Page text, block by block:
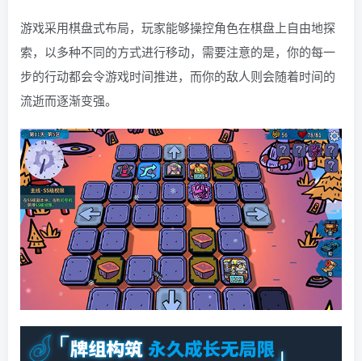
游戏采用棋盘式布局，玩家能够操控角色在棋盘上自由地探
索，以多种不同的方式进行移动，需要注意的是，你的每一
步的行动都会令游戏时间推进，而你的敌人则会随着时间的
流逝而逐渐变强。